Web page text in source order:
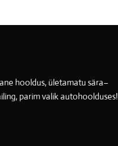
hooldus, ületamatu sära–
parim valik autohoolduses!